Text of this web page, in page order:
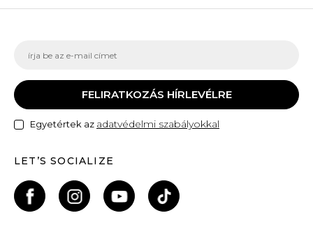
FELIRATKOZÁS HÍRLEVÉLRE
Egyetértek az adatvédelmi szabályokkal
LET’S SOCIALIZE